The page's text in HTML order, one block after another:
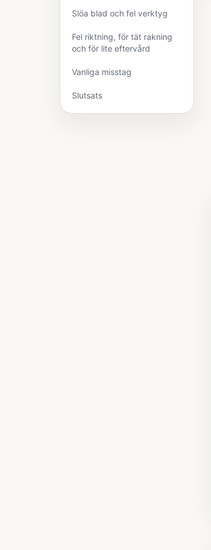
Slöa blad och fel verktyg
Fel riktning, för tät rakning
och för lite eftervård
Vanliga misstag
Slutsats